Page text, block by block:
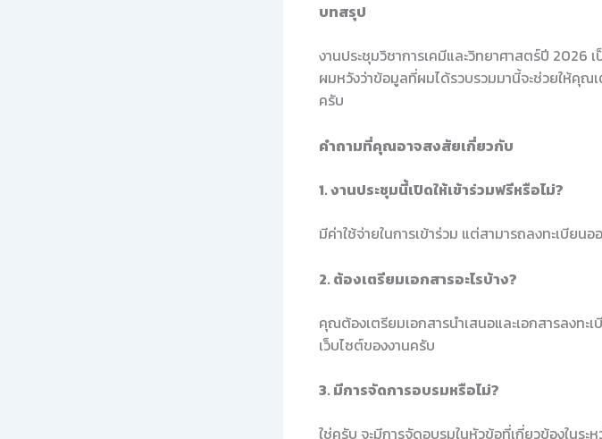
บทสรุป
งานประชุมวิชาการเคมีและวิทยาศาสตร์ปี 2026
ผมหวังว่าข้อมูลที่ผมได้รวบรวมมานี้จะช่วยให้คุ
ครับ
คำถามที่คุณอาจสงสัยเกี่ยวกับ
1. งานประชุมนี้เปิดให้เข้าร่วมฟรีหรือไม่?
มีค่าใช้จ่ายในการเข้าร่วม แต่สามารถลงทะเบีย
2. ต้องเตรียมเอกสารอะไรบ้าง?
คุณต้องเตรียมเอกสารนำเสนอและเอกสารลงทะ
เว็บไซต์ของงานครับ
3. มีการจัดการอบรมหรือไม่?
ใช่ครับ จะมีการจัดอบรมในหัวข้อที่เกี่ยวข้องในระห